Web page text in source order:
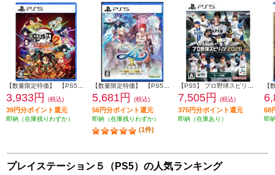
3,933円 (税込)
39円分ポイント還元
即納（在庫残りわずか）
5,681円 (税込)
56円分ポイント還元
即納（在庫残りわずか）
(1件)
7,505円 (税込)
375円分ポイント還元
即納（在庫あり）
68
即
プレイステーション５（PS5）の人気ランキング